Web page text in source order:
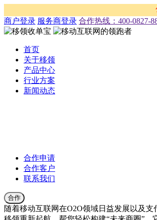
现有不法分子盗用移领网络名义开展“
商户登录 服务商登录 合作热线：‭400-0827-
首页
关于移领
产品中心
行业方案
新闻动态
合作申请
合作客户
联系我们
合作
随着移动互联网在O2O领域日益发展以及支